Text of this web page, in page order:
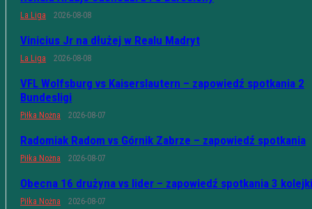
La Liga 2026-08-08
Vinicius Jr na dłużej w Realu Madryt
La Liga 2026-08-08
VFL Wolfsburg vs Kaiserslautern – zapowiedź spotkania 2
Bundesligi
Piłka Nożna 2026-08-07
Radomiak Radom vs Górnik Zabrze – zapowiedź spotkania
Piłka Nożna 2026-08-07
Obecna 16 drużyna vs lider – zapowiedź spotkania 3 kolejki
Piłka Nożna 2026-08-07